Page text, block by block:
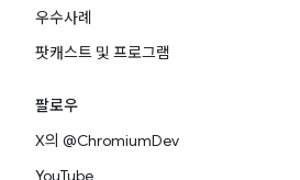
우수사례
팟캐스트 및 프로그램
팔로우
X의 @ChromiumDev
YouTube